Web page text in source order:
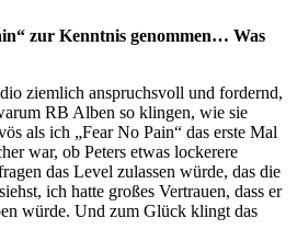
zur Kenntnis genommen… Was
ziemlich anspruchsvoll und fordernd,
RB Alben so klingen, wie sie
als ich „Fear No Pain“ das erste Mal
war, ob Peters etwas lockerere
das Level zulassen würde, das die
ich hatte großes Vertrauen, dass er
würde. Und zum Glück klingt das